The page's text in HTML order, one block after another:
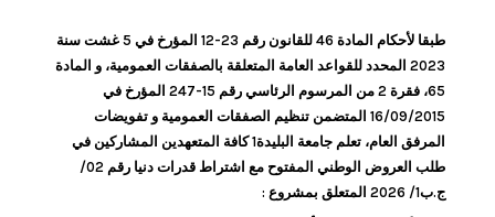
طبقا لأحكام المادة 46 للقانون رقم 23-12 المؤرخ في 5 غشت سنة
2023 المحدد للقواعد العامة المتعلقة بالصفقات العمومية، و المادة
65، فقرة 2 من المرسوم الرئاسي رقم 15-247 المؤرخ في
16/09/2015 المتضمن تنظيم الصفقات العمومية و تفويضات
المرفق العام، تعلم جامعة البليدة1 كافة المتعهدين المشاركين في
طلب العروض الوطني المفتوح مع اشتراط قدرات دنيا رقم 02/
ج.ب1/ 2026 المتعلق بمشروع :